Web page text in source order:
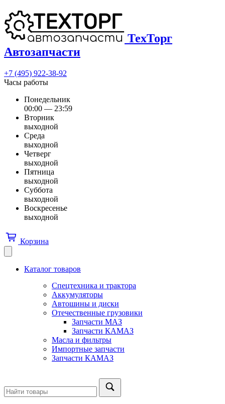
ТехТорг
Автозапчасти
+7 (495) 922-38-92
Часы работы
Понедельник
00:00 — 23:59
Вторник
выходной
Среда
выходной
Четверг
выходной
Пятница
выходной
Суббота
выходной
Воскресенье
выходной
Корзина
Каталог товаров
Спецтехника и трактора
Аккумуляторы
Автошины и диски
Отечественные грузовики
Запчасти МАЗ
Запчасти КАМАЗ
Масла и фильтры
Импортные запчасти
Запчасти КАМАЗ